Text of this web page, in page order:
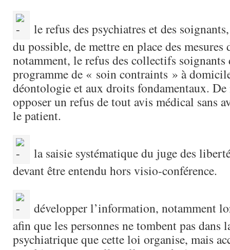
le refus des psychiatres et des
du possible, de mettre en place des
notamment, le refus des collectifs soignants
programme de « soin contraints » à
déontologie et aux droits fondamentaux.
opposer un refus de tout avis médical sans
le patient.
la saisie systématique du juge des
devant être entendu hors visio-conférence.
développer l’information, notamment
afin que les personnes ne tombent pas dans
psychiatrique que cette loi organise, mais